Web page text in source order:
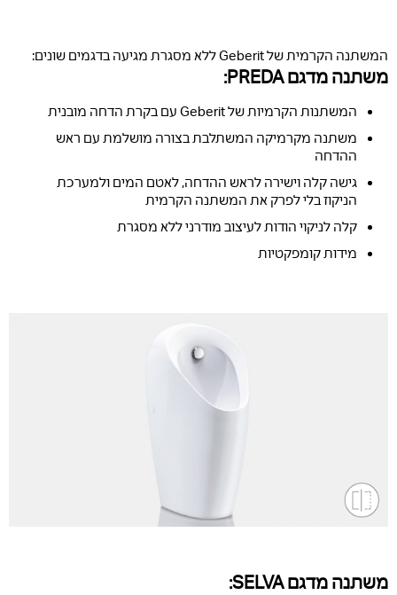
המשתנה הקרמית של Geberit ללא מסגרת מגיעה בדגמים שונים:
משתנה מדגם PREDA:
המשתנות הקרמיות של Geberit עם בקרת הדחה מובנית
משתנה מקרמיקה המשתלבת בצורה מושלמת עם ראש
ההדחה
גישה קלה וישירה לראש ההדחה, לאטם המים ולמערכת
הניקוז בלי לפרק את המשתנה הקרמית
קלה לניקוי הודות לעיצוב מודרני ללא מסגרת
מידות קומפקטיות
משתנה מדגם SELVA: